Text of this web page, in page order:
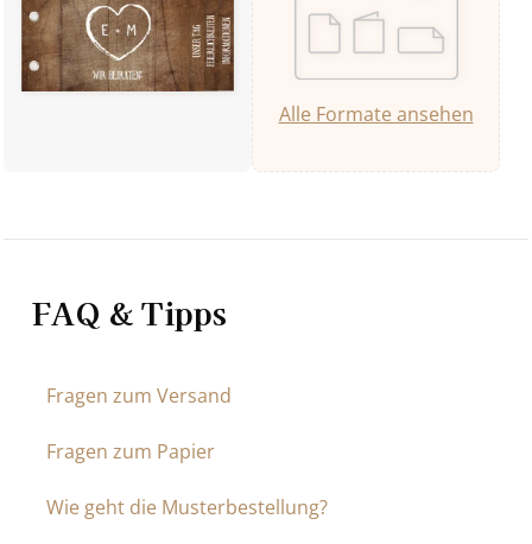
Alle Formate ansehen
FAQ & Tipps
Fragen zum Versand
Fragen zum Papier
Wie geht die Musterbestellung?